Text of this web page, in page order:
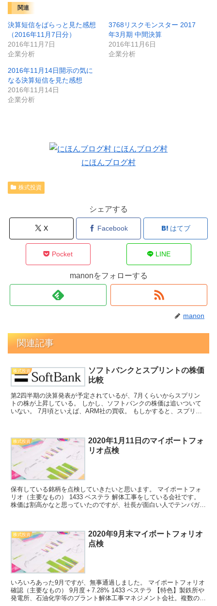
関連
決算短信をぱらっと見た感想
（2016年11月7日分）
2016年11月7日
企業分析
3768リスクモンスター 2017
年3月期 中間決算
2016年11月6日
企業分析
2016年11月14日開示の気に
なる決算短信を見た感想
2016年11月14日
企業分析
にほんブログ村
株式投資
シェアする
X Facebook はてブ
Pocket LINE
manonをフォローする
manon
関連記事
株式投資
ソフトバンクとスプリントの株価
比較
第2四半期の決算発表が予定されているが、7月くらいからスプリン
トの株が上昇している。 しかし、ソフトバンクの株価は追いついて
いない。 7月頃といえば、ARM社の買収。 もしかすると、スプリン
株式投資
2020年1月11日のマイボートフォ
リオ点検
保有している銘柄を点検していきたいと思います。 マイポートフォ
リオ（主要なもの） 1433 ベステラ 解体工事をしている会社です。
株価は割高かなと思っていたのですが、社長が面白い人でテンバガー
株式投資
2020年9月末マイボートフォリオ
点検
いろいろあった9月ですが、無事通過しました。 マイポートフォリオ
確認（主要なもの） 9月度＋7.28% 1433 ベステラ 【特色】製鉄所や
発電所、石油化学等のプラント解体工事マネジメント会社。複数の特